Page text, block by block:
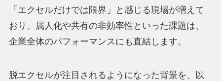
「エクセルだけでは限界」と感じる現場が増えて
おり、属人化や共有の非効率性といった課題は、
企業全体のパフォーマンスにも直結します。
脱エクセルが注目されるようになった背景を、以